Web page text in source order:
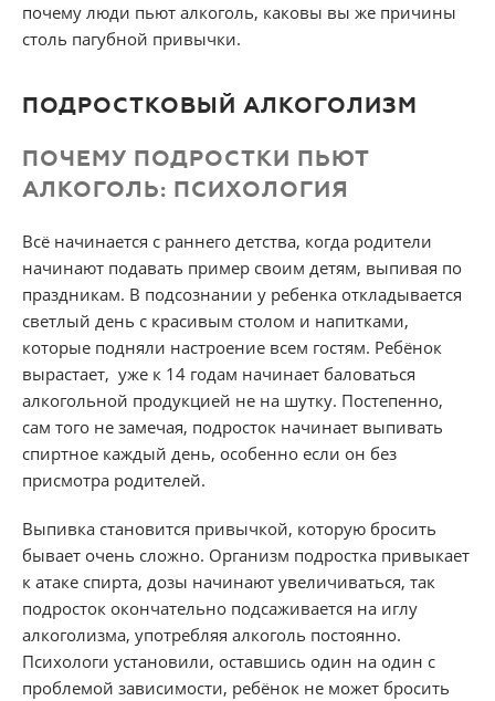
почему люди пьют алкоголь, каковы вы же причины
столь пагубной привычки.
ПОДРОСТКОВЫЙ АЛКОГОЛИЗМ
ПОЧЕМУ ПОДРОСТКИ ПЬЮТ
АЛКОГОЛЬ: ПСИХОЛОГИЯ
Всё начинается с раннего детства, когда родители
начинают подавать пример своим детям, выпивая по
праздникам. В подсознании у ребенка откладывается
светлый день с красивым столом и напитками,
которые подняли настроение всем гостям. Ребёнок
вырастает, уже к 14 годам начинает баловаться
алкогольной продукцией не на шутку. Постепенно,
сам того не замечая, подросток начинает выпивать
спиртное каждый день, особенно если он без
присмотра родителей.
Выпивка становится привычкой, которую бросить
бывает очень сложно. Организм подростка привыкает
к атаке спирта, дозы начинают увеличиваться, так
подросток окончательно подсаживается на иглу
алкоголизма, употребляя алкоголь постоянно.
Психологи установили, оставшись один на один с
проблемой зависимости, ребёнок не может бросить